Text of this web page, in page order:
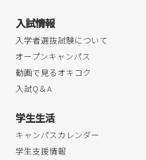
入試情報
入学者選抜試験について
オープンキャンパス
動画で見るオキコク
入試Q＆A
学生生活
キャンパスカレンダー
学生支援情報